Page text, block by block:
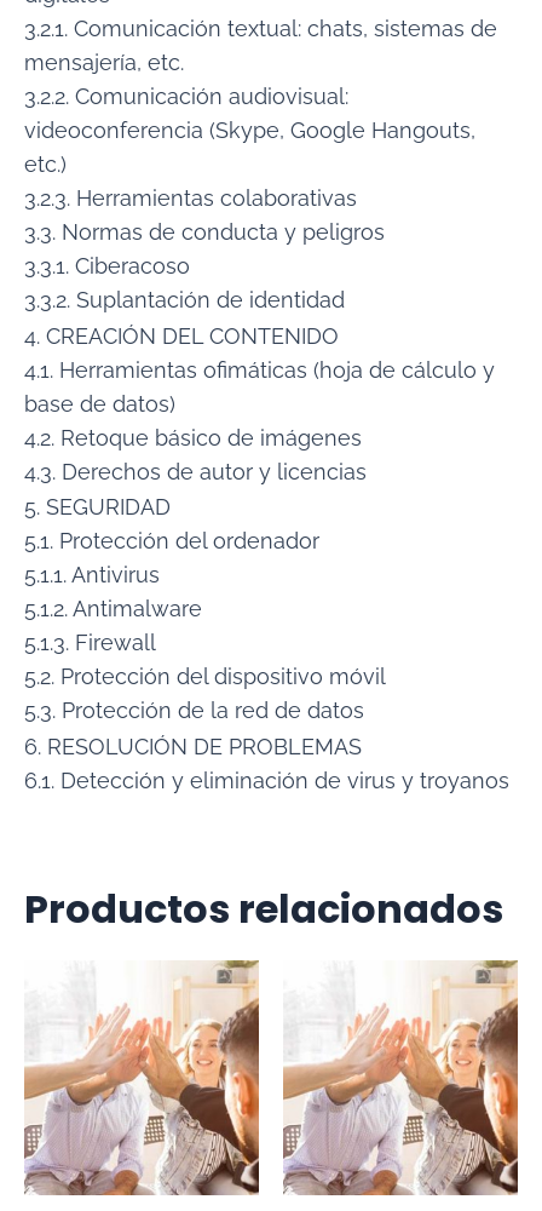
3.2.1. Comunicación textual: chats, sistemas de
mensajería, etc.
3.2.2. Comunicación audiovisual:
videoconferencia (Skype, Google Hangouts,
etc.)
3.2.3. Herramientas colaborativas
3.3. Normas de conducta y peligros
3.3.1. Ciberacoso
3.3.2. Suplantación de identidad
4. CREACIÓN DEL CONTENIDO
4.1. Herramientas ofimáticas (hoja de cálculo y
base de datos)
4.2. Retoque básico de imágenes
4.3. Derechos de autor y licencias
5. SEGURIDAD
5.1. Protección del ordenador
5.1.1. Antivirus
5.1.2. Antimalware
5.1.3. Firewall
5.2. Protección del dispositivo móvil
5.3. Protección de la red de datos
6. RESOLUCIÓN DE PROBLEMAS
6.1. Detección y eliminación de virus y troyanos
Productos relacionados